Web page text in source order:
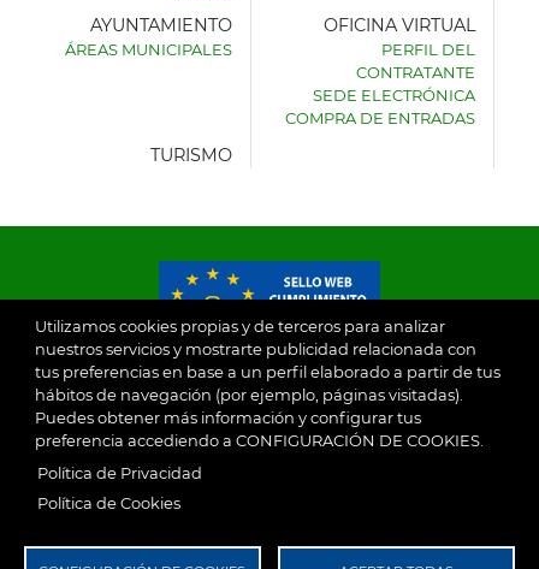
Utilizamos cookies propias y de terceros para analizar
nuestros servicios y mostrarte publicidad relacionada con
tus preferencias en base a un perfil elaborado a partir de tus
hábitos de navegación (por ejemplo, páginas visitadas).
Puedes obtener más información y configurar tus
preferencia accediendo a CONFIGURACIÓN DE COOKIES.
Política de Privacidad
Política de Cookies
AYUNTAMIENTO
AYUNTAMIENTO
ÁREAS MUNICIPALES
OFICINA VIRTUAL
PERFIL DEL
CONTRATANTE
SEDE ELECTRÓNICA
COMPRA DE ENTRADAS
TURISMO
© 2026
Ayuntamiento de Villaseca de la Sagra Aviso Legal